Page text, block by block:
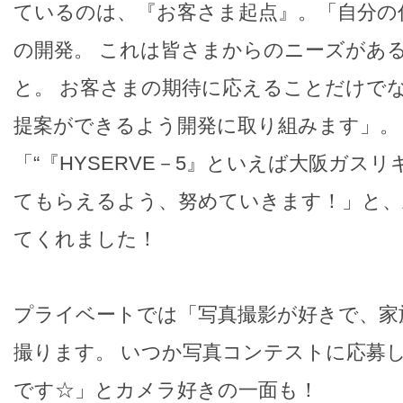
ているのは、『お客さま起点』。「自分
の開発。 これは皆さまからのニーズがあ
と。 お客さまの期待に応えることだけで
提案ができるよう開発に取り組みます」
「“『HYSERVE－5』といえば大阪ガスリ
てもらえるよう、努めていきます！」と
てくれました！
プライベートでは「写真撮影が好きで、
撮ります。 いつか写真コンテストに応募
です☆」とカメラ好きの一面も！